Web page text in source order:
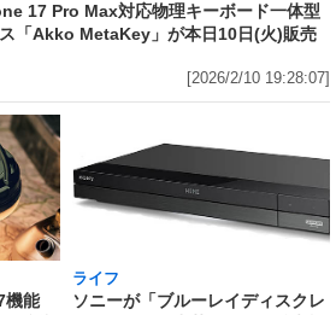
17 Pro Max対応物理キーボード一体型
「Akko MetaKey」が本日10日(火)販売
[2026/2/10 19:28:07]
機能
ライフ
ソニーが「ブルーレイディスクレ